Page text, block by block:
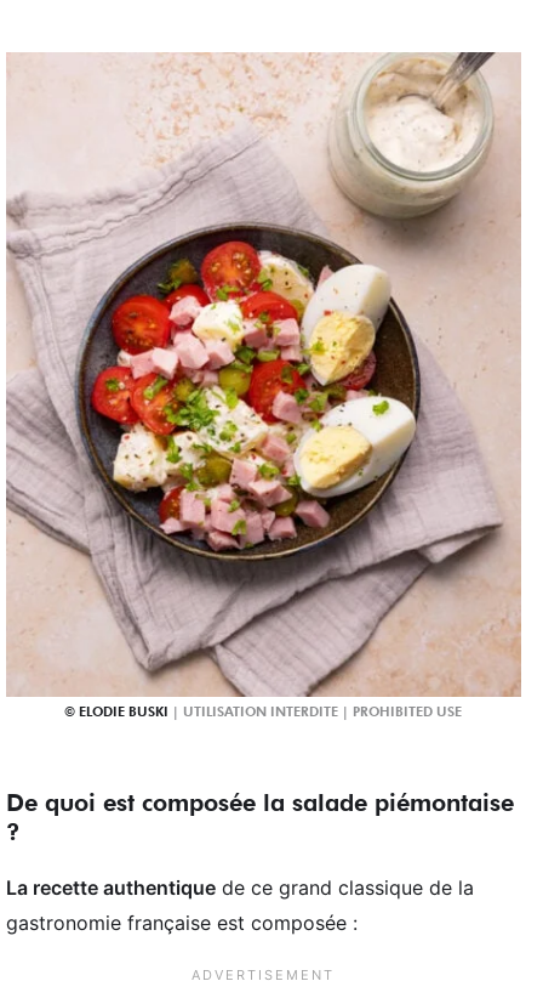
ELODIE BUSKI
De quoi est composée la salade piémontaise
?
La recette authentique de ce grand classique de la
gastronomie française est composée :